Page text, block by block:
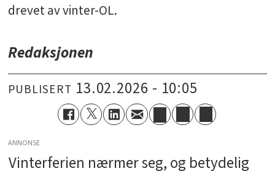
drevet av vinter-OL.
Redaksjonen
PUBLISERT 13.02.2026 - 10:05
ANNONSE
Vinterferien nærmer seg, og betydelig